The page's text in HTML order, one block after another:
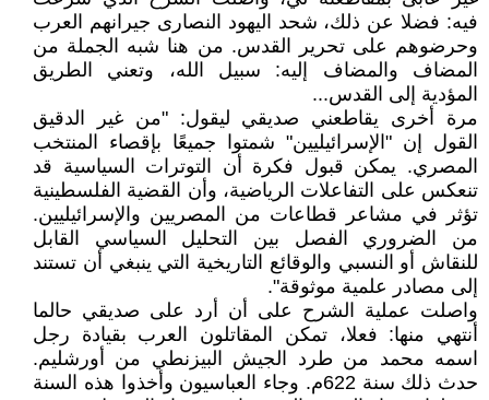
فيه: فضلا عن ذلك، شحد اليهود النصارى جيرانهم العرب
وحرضوهم على تحرير القدس. من هنا شبه الجملة من
المضاف والمضاف إليه: سبيل الله، وتعني الطريق
المؤدية إلى القدس...
مرة أخرى يقاطعني صديقي ليقول: "من غير الدقيق
القول إن "الإسرائيليين" شمتوا جميعًا بإقصاء المنتخب
المصري. يمكن قبول فكرة أن التوترات السياسية قد
تنعكس على التفاعلات الرياضية، وأن القضية الفلسطينية
تؤثر في مشاعر قطاعات من المصريين والإسرائيليين.
من الضروري الفصل بين التحليل السياسي القابل
للنقاش أو النسبي والوقائع التاريخية التي ينبغي أن تستند
إلى مصادر علمية موثوقة".
واصلت عملية الشرح على أن أرد على صديقي حالما
أنتهي منها: فعلا، تمكن المقاتلون العرب بقيادة رجل
اسمه محمد من طرد الجيش البيزنطي من أورشليم.
حدث ذلك سنة 622م. وجاء العباسيون وأخذوا هذه السنة